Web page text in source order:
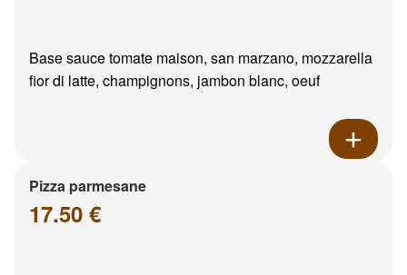
Base sauce tomate maison, san marzano, mozzarella
fior di latte, champignons, jambon blanc, oeuf
Pizza parmesane
17.50 €